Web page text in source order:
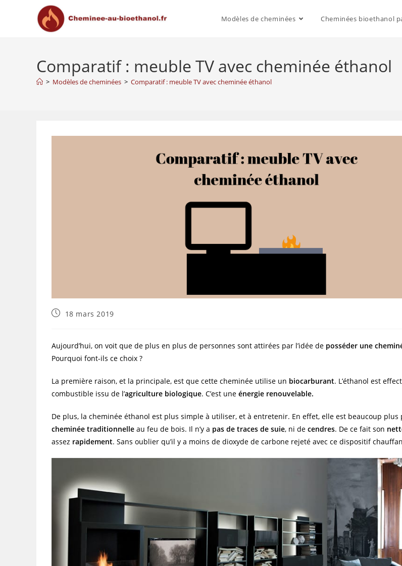
Modèles de cheminées Cheminées bioethanol
Comparatif : meuble TV avec cheminée éthanol
> Modèles de cheminées > Comparatif : meuble TV avec cheminée éthanol
18 mars 2019
Aujourd’hui, on voit que de plus en plus de personnes sont attirées par l’idée de posséder une
Pourquoi font-ils ce choix ?
La première raison, et la principale, est que cette cheminée utilise un biocarburant. L’éthanol est
combustible issu de l’agriculture biologique. C’est une énergie renouvelable.
De plus, la cheminée éthanol est plus simple à utiliser, et à entretenir. En effet, elle est beaucoup plus
cheminée traditionnelle au feu de bois. Il n’y a pas de traces de suie, ni de cendres. De ce fait son
assez rapidement. Sans oublier qu’il y a moins de dioxyde de carbone rejeté avec ce dispositif